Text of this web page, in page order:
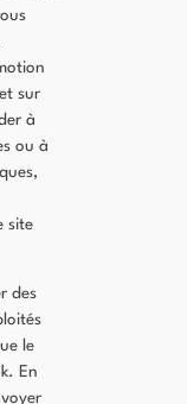
sur
à
ou à
site
des
le
En